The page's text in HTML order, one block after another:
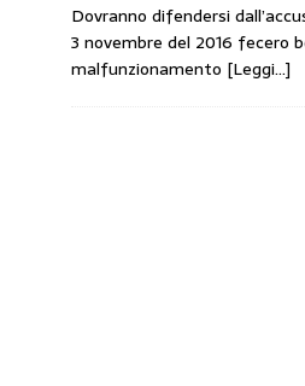
[ 31
Dovranno difendersi
3 novembre del 2016 fecero
malfunzionamento [Leggi…]